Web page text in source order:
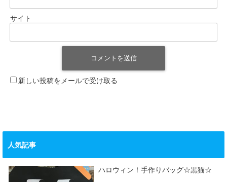
サイト
新しい投稿をメールで受け取る
人気記事
ハロウィン！手作りバッグ☆黒猫☆